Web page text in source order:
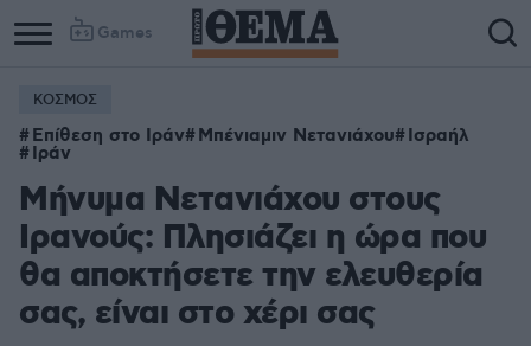
Games
ΚΟΣΜΟΣ
Επίθεση στο Ιράν Μπένιαμιν Νετανιάχου Ισραήλ
Ιράν
Μήνυμα Νετανιάχου στους
Ιρανούς: Πλησιάζει η ώρα που
θα αποκτήσετε την ελευθερία
σας, είναι στο χέρι σας